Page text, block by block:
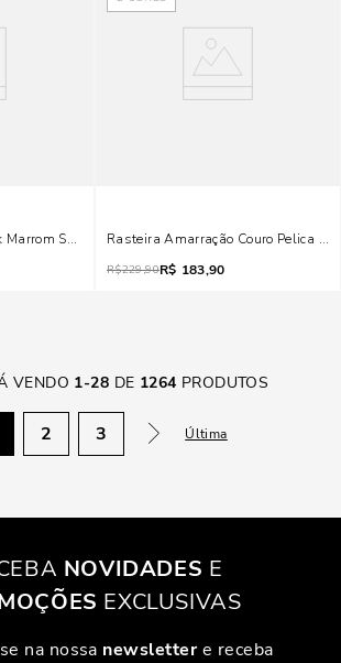
Marrom Safari Salto Alto GrossoRasteira Amarração Couro Pelica
R$229,90R$ 183,90
VENDO 1-28 DE 1264 PRODUTOS
2 3 Última
NOVIDADES E
EXCLUSIVAS
na nossa newslettere receba